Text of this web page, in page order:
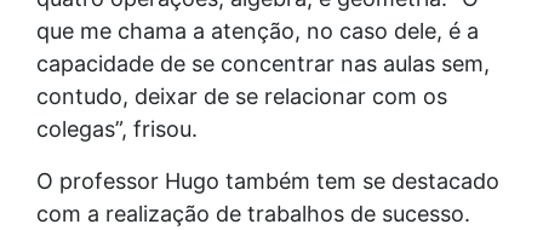
que me chama a atenção, no caso dele, é a
capacidade de se concentrar nas aulas sem,
contudo, deixar de se relacionar com os
colegas”, frisou.
O professor Hugo também tem se destacado
com a realização de trabalhos de sucesso.